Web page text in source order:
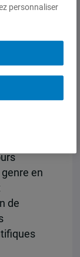
sondage
lumière
en
de
personnaliser